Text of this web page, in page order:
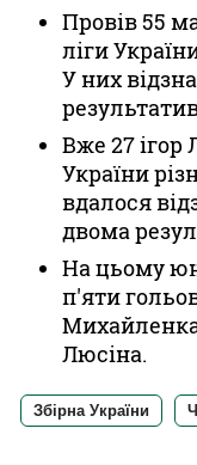
Провів 55
ліги
У них
Вже 27 ігор
України
вдалося
двома
На цьому
п'яти
Михайленка
Люсіна.
Збірна України